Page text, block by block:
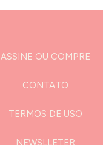
ASSINE OU COMPRE
CONTATO
TERMOS DE USO
NEWSLLETER